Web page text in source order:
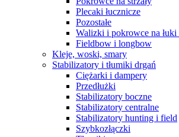
Plecaki łucznicze
Pozostałe
Walizki i pokrowce na łuki
Fieldbow i longbow
Kleje, woski, smary
Stabilizatory i tłumiki drgań
Ciężarki i dampery
Przedłużki
Stabilizatory boczne
Stabilizatory centralne
Stabilizatory hunting i field
Szybkozłączki